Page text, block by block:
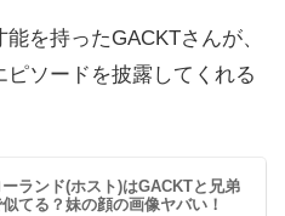
を持ったGACKTさんが、
ソードを披露してくれる
ーランド(ホスト)はGACKTと兄弟
てる？妹の顔の画像ヤバい！